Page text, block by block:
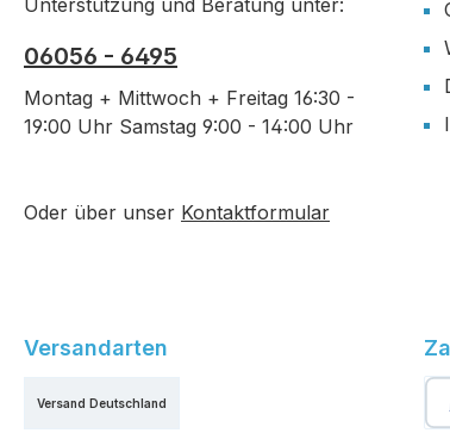
Unterstützung und Beratung unter:
06056 - 6495
Montag + Mittwoch + Freitag 16:30 -
19:00 Uhr Samstag 9:00 - 14:00 Uhr
Oder über unser Kontaktformular
Versandarten
Versand Deutschland